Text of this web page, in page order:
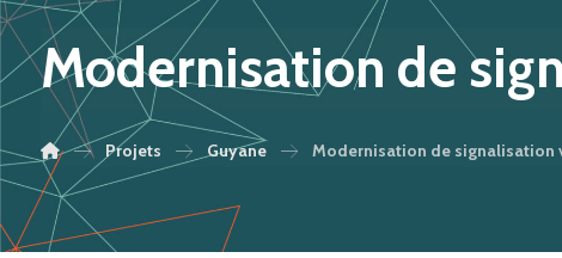
Modernisation de
Projets Guyane Modernisation de signalisation